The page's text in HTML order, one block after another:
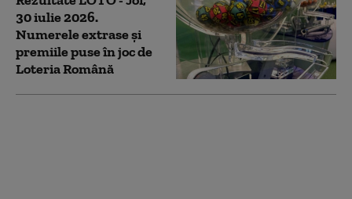
30 iulie 2026.
Numerele extrase și
premiile puse în joc de
Loteria Română